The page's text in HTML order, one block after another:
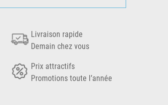
Livraison rapide
Demain chez vous
Prix attractifs
Promotions toute l’année